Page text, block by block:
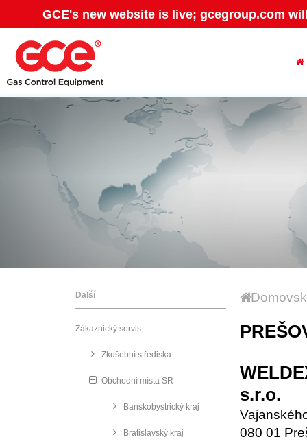
GCE's new website is live; gcegroup.com
Další
Zákaznický servis
Zkušební střediska
Obchodní místa SR
Banskobystrický kraj
Bratislavský kraj
080 01